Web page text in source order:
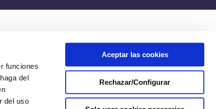
funciones
del
del uso
Aceptar las cookies
Rechazar/Configurar